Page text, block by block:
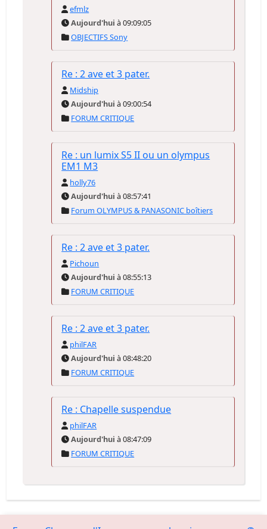
efmlz
Aujourd'hui à 09:09:05
OBJECTIFS Sony
Re : 2 ave et 3 pater.
Midship
Aujourd'hui à 09:00:54
FORUM CRITIQUE
Re : un lumix S5 II ou un olympus
EM1 M3
holly76
Aujourd'hui à 08:57:41
Forum OLYMPUS & PANASONIC boîtiers
Re : 2 ave et 3 pater.
Pichoun
Aujourd'hui à 08:55:13
FORUM CRITIQUE
Re : 2 ave et 3 pater.
philFAR
Aujourd'hui à 08:48:20
FORUM CRITIQUE
Re : Chapelle suspendue
philFAR
Aujourd'hui à 08:47:09
FORUM CRITIQUE